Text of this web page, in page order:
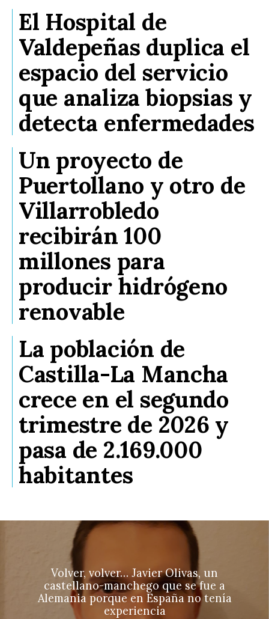
El Hospital de
Valdepeñas duplica el
espacio del servicio
que analiza biopsias y
detecta enfermedades
Un proyecto de
Puertollano y otro de
Villarrobledo
recibirán 100
millones para
producir hidrógeno
renovable
La población de
Castilla-La Mancha
crece en el segundo
trimestre de 2026 y
pasa de 2.169.000
habitantes
Volver, volver… Javier Olivas, un
castellano-manchego que se fue a
Alemania porque en España no tenía
experiencia